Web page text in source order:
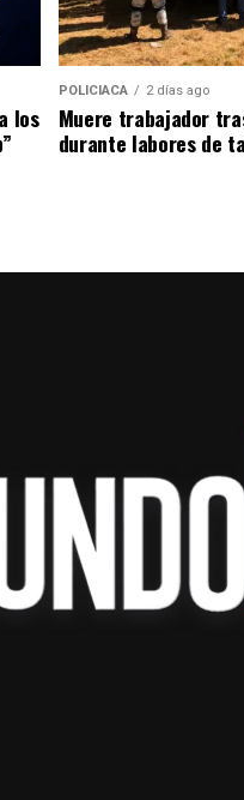
los
POLICIACA 2 días ago
Muere trabajador
durante labores de